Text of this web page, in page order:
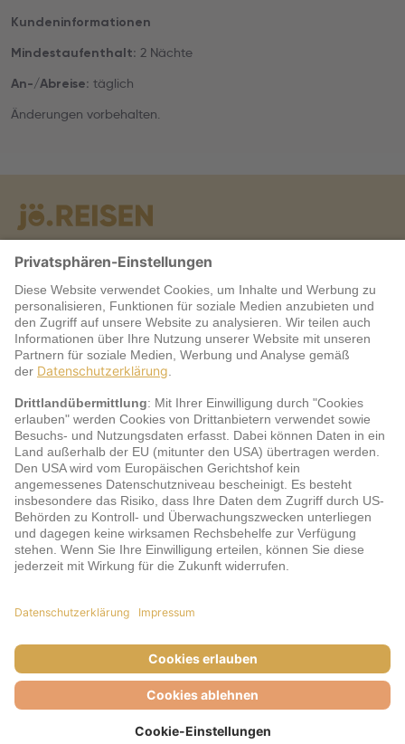
Kundeninformationen
Mindestaufenthalt: 2 Nächte
An-/Abreise: täglich
Änderungen vorbehalten.
Warum jö?
Service
jö Bonus Club Partner
Zahlungsarten & Sicherheit
AGB
Datenschutz